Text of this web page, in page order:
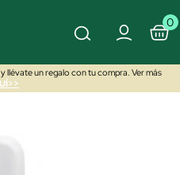
0
llévate un regalo con tu compra. Ver más